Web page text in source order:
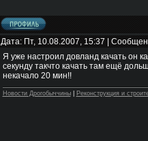
Дата: Пт, 10.08.2007, 15:37 |
Я уже настроил довланд качать он
секунду такчто качать там ещё
некачало 20 мин!!
Новости Дрогобыччины| Реконструкция и